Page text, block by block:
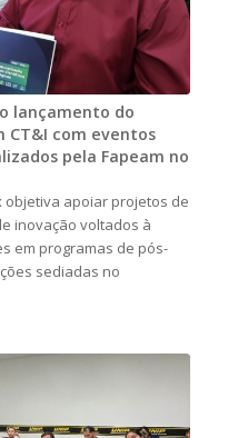
lançamento do
CT&I com eventos
pela Fapeam no
objetiva apoiar projetos de
inovação voltados à
em programas de pós-
sediadas no